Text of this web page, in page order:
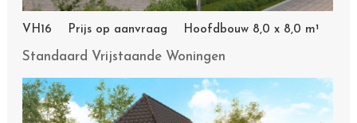
VH16 Prijs op aanvraag Hoofdbouw 8,0 x 8,0 m¹
Standaard Vrijstaande Woningen